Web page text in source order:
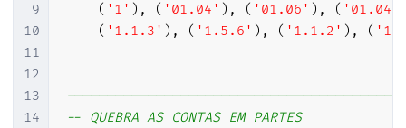
9
10
11
12
13
14
( '1' ) , ( '01.04' ) , ( '01.06' ) , (
( '1.1.3' ) , ( '1.5.6' ) , ( '1.1.2' ) , (
-- QUEBRA AS CONTAS EM PARTES